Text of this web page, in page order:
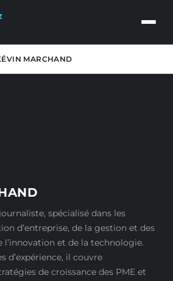
MARCHAND
spécialisé dans les
d’entreprise, de la gestion et des
l’innovation et de la technologie.
d’expérience, il couvre
de croissance des PME et